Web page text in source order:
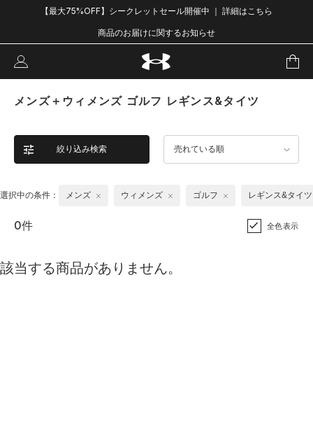
【最大75%OFF】シークレットセール開催中 ｜ 詳細はこちら
商品のお届けに関するお知らせ
メンズ＋ウィメンズ ゴルフ レギンス&タイツ
絞り込み検索 売れている順
選択中の条件： メンズ ウィメンズ ゴルフ レギンス&タイツ
0件 全色表示
該当する商品がありません。